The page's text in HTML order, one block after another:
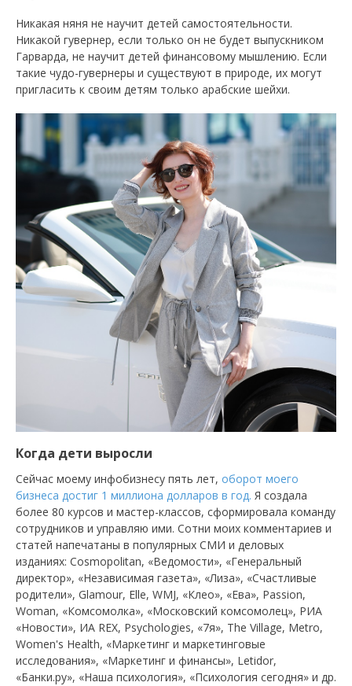
Никакая няня не научит детей самостоятельности.
Никакой гувернер, если только он не будет выпускником
Гарварда, не научит детей финансовому мышлению. Если
такие чудо-гувернеры и существуют в природе, их могут
пригласить к своим детям только арабские шейхи.
Когда дети выросли
Сейчас моему инфобизнесу пять лет, оборот моего
бизнеса достиг 1 миллиона долларов в год. Я создала
более 80 курсов и мастер-классов, сформировала команду
сотрудников и управляю ими. Сотни моих комментариев и
статей напечатаны в популярных СМИ и деловых
изданиях: Cosmopolitan, «Ведомости», «Генеральный
директор», «Независимая газета», «Лиза», «Счастливые
родители», Glamour, Elle, WMJ, «Клео», «Ева», Passion,
Woman, «Комсомолка», «Московский комсомолец», РИА
«Новости», ИА REX, Psychologies, «7я», The Village, Metro,
Women's Health, «Маркетинг и маркетинговые
исследования», «Маркетинг и финансы», Letidor,
«Банки.ру», «Наша психология», «Психология сегодня» и др.